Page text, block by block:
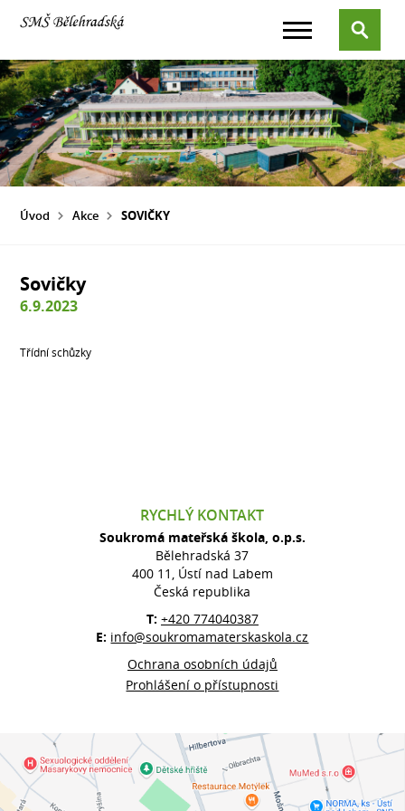
Úvod Akce SOVIČKY
Sovičky
6.9.2023
Třídní schůzky
RYCHLÝ KONTAKT
Soukromá mateřská škola, o.p.s.
Bělehradská 37
400 11, Ústí nad Labem
Česká republika
T: +420 774040387
E: info@soukromamaterskaskola.cz
Ochrana osobních údajů
Prohlášení o přístupnosti